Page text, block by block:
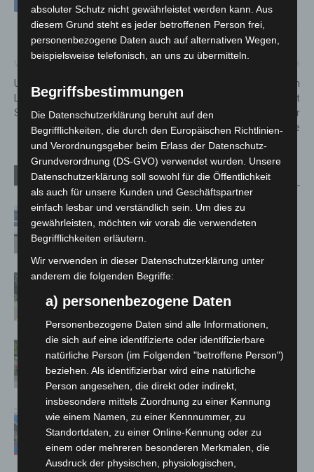
Vorheriger Artikel
Unwetterwarnung in
Langenhagen: Stadt hebt
Streusalzverbot befristet auf
Winterwetter in der Region
Hannover: Polizei meldet
erhöhte Einsatzlage, aber
wenige schwere Unfälle
Verwandte Artikel Mehr vom Autor
Niedersachsen: Feuerwehrkräfte
kehren nach Waldbrandeinsatz aus
Spanien zurück
Brand im „Haus der Begegnung“ in
Neuwarmbüchen schnell eingedämmt
Region Hannover: 21 neue
Notfallsanitäter starten beim Roten
Kreuz
Mann läuft mit Hockeyschläger über
A7 – Polizei sucht Zeugen
absoluter Schutz nicht gewährleistet werden kann. Aus
diesem Grund steht es jeder betroffenen Person frei,
personenbezogene Daten auch auf alternativen Wegen,
beispielsweise telefonisch, an uns zu übermitteln.
Begriffsbestimmungen
Die Datenschutzerklärung beruht auf den
Begrifflichkeiten, die durch den Europäischen Richtlinien-
und Verordnungsgeber beim Erlass der Datenschutz-
Grundverordnung (DS-GVO) verwendet wurden. Unsere
Datenschutzerklärung soll sowohl für die Öffentlichkeit
als auch für unsere Kunden und Geschäftspartner
einfach lesbar und verständlich sein. Um dies zu
gewährleisten, möchten wir vorab die verwendeten
Begrifflichkeiten erläutern.
Wir verwenden in dieser Datenschutzerklärung unter
anderem die folgenden Begriffe:
a) personenbezogene Daten
Personenbezogene Daten sind alle Informationen,
die sich auf eine identifizierte oder identifizierbare
natürliche Person (im Folgenden "betroffene Person")
beziehen. Als identifizierbar wird eine natürliche
Person angesehen, die direkt oder indirekt,
insbesondere mittels Zuordnung zu einer Kennung
wie einem Namen, zu einer Kennnummer, zu
Standortdaten, zu einer Online-Kennung oder zu
einem oder mehreren besonderen Merkmalen, die
Ausdruck der physischen, physiologischen,